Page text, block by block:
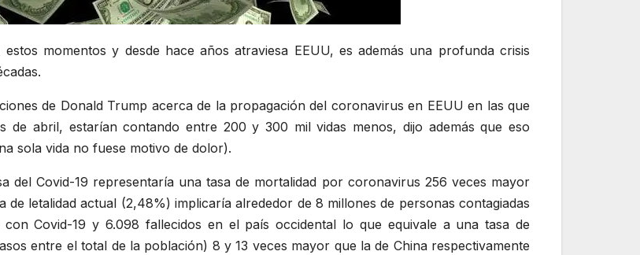
momentos y desde hace años atraviesa EEUU, es además una profunda crisis
de Donald Trump acerca de la propagación del coronavirus en EEUU en las que
abril, estarían contando entre 200 y 300 mil vidas menos, dijo además que eso
sola vida no fuese motivo de dolor).
del Covid-19 representaría una tasa de mortalidad por coronavirus 256 veces mayor
letalidad actual (2,48%) implicaría alrededor de 8 millones de personas contagiadas
Covid-19 y 6.098 fallecidos en el país occidental lo que equivale a una tasa de
entre el total de la población) 8 y 13 veces mayor que la de China respectivamente